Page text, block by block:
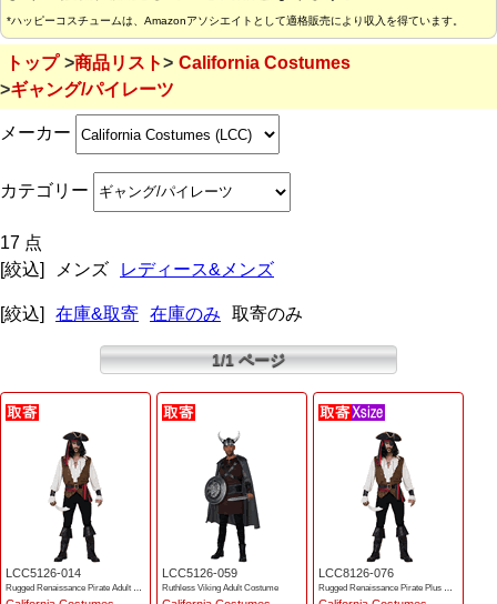
*ハッピーコスチュームは、Amazonアソシエイトとして適格販売により収入を得ています。
トップ 商品リスト
California Costumes
ギャング/パイレーツ
メーカー
カテゴリー
17 点
[絞込]
メンズ レディース&メンズ
[絞込] 在庫&取寄 在庫のみ 取寄のみ
1/1 ページ
LCC5126-014
Rugged Renaissance Pirate Adult Costume
LCC5126-059
Ruthless Viking Adult Costume
LCC8126-076
Rugged Renaissance Pirate Plus Costume